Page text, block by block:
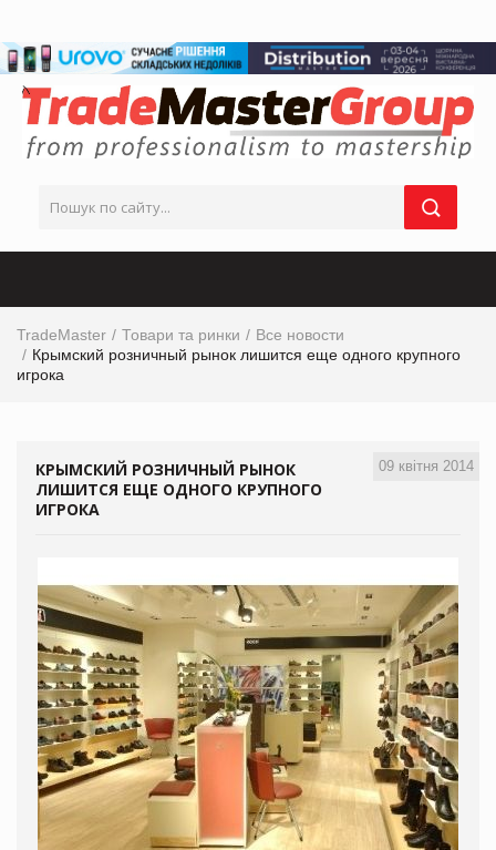
TradeMaster Товари та ринки
Все новости
Крымский розничный рынок лишится еще одного крупного
игрока
09 квітня 2014
КРЫМСКИЙ РОЗНИЧНЫЙ РЫНОК
ЛИШИТСЯ ЕЩЕ ОДНОГО КРУПНОГО
ИГРОКА